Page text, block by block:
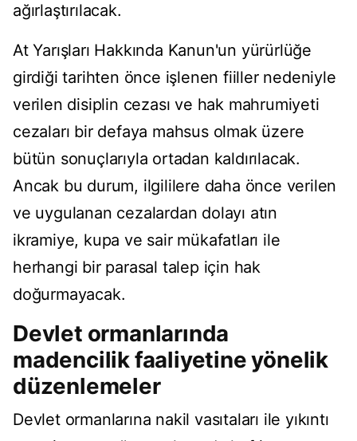
ağırlaştırılacak.
At Yarışları Hakkında Kanun'un yürürlüğe
girdiği tarihten önce işlenen fiiller nedeniyle
verilen disiplin cezası ve hak mahrumiyeti
cezaları bir defaya mahsus olmak üzere
bütün sonuçlarıyla ortadan kaldırılacak.
Ancak bu durum, ilgililere daha önce verilen
ve uygulanan cezalardan dolayı atın
ikramiye, kupa ve sair mükafatları ile
herhangi bir parasal talep için hak
doğurmayacak.
Devlet ormanlarında
madencilik faaliyetine yönelik
düzenlemeler
Devlet ormanlarına nakil vasıtaları ile yıkıntı